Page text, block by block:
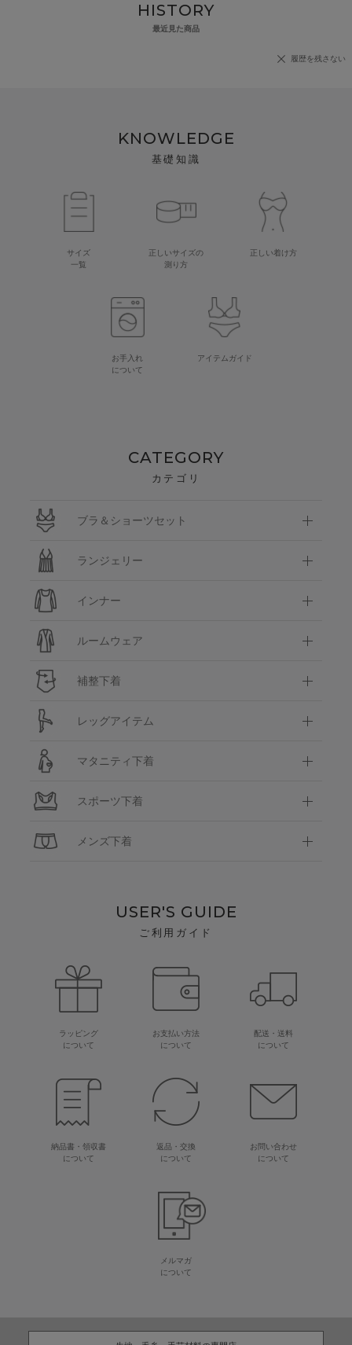
HISTORY
最近見た商品
履歴を残さない
KNOWLEDGE
基礎知識
サイズ
一覧
正しいサイズの
測り方
正しい着け方
お手入れ
について
アイテムガイド
CATEGORY
カテゴリ
ブラ＆ショーツセット
ランジェリー
インナー
ルームウェア
補整下着
レッグアイテム
マタニティ下着
スポーツ下着
メンズ下着
USER'S GUIDE
ご利用ガイド
ラッピング
について
お支払い方法
について
配送・送料
について
納品書・領収書
について
返品・交換
について
お問い合わせ
について
メルマガ
について